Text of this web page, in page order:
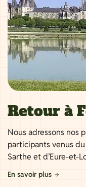
Retour à
Nous adressons nos
participants venus
Sarthe et d’Eure-et-
En savoir plus